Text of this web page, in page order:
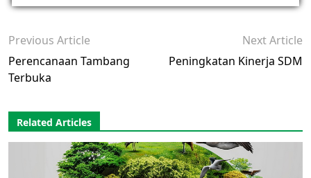
Previous Article
Perencanaan Tambang
Terbuka
Next Article
Peningkatan Kinerja SDM
Related Articles